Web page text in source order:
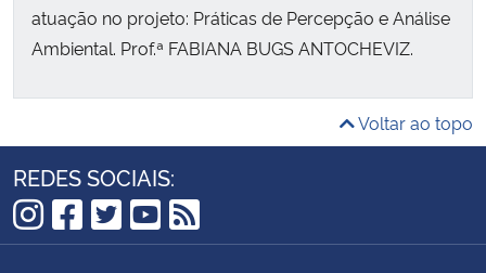
Planalto
atuação no projeto: Práticas de Percepção e Análise
Ambiental. Prof.ª FABIANA BUGS ANTOCHEVIZ.
Voltar ao topo
REDES SOCIAIS:
Instagram
Facebook
Twitter
YouTube
RSS